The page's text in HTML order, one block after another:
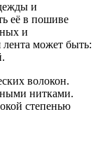
и
её в пошиве
и
лента может быть:
волокон.
нитками.
степенью